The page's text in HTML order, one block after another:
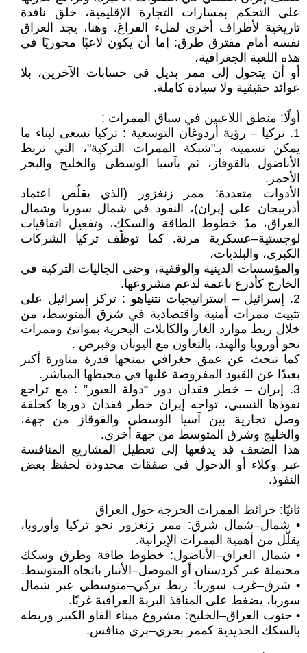
على التحكم بمسارات التجارة الإقليمية، خلق نافذة
تاريخية لأطراف أخرى لملء الفراغ. وهنا، يجد العراق
نفسه أمام مفترق طرق: إما أن يكون لاعبًا محوريًا في
هذه اللعبة الجغرافية،
أو أن يتحول إلى ممر بديل في حسابات الآخرين، بلا
عوائد حقيقية ولا سيادة كاملة.
أولًا: منطق اللاعبين في سباق الممرات :
1. تركيا – رؤية أردوغان التوسعية : تركيا تسعى لبناء ما
يمكن تسميته بـ"شبكة الممرات التركية"، التي تربط
الأناضول بالقوقاز، ثم بآسيا الوسطى والخليج والبحر
الأحمر.
الأدوات متعددة: ممر زنغزور (الذي يقلّص اعتماد
أذربيجان على إيران)، النفوذ في شمال سوريا وشمال
العراق، مدّ خطوط الطاقة والسكك، وتفعيل اتفاقيات
لوجستية–عسكرية مرنة. كما توظّف تركيا الشركات
الكبرى، والبلديات،
والمؤسسات الدينية والوقفية، وحتى الجاليات التركية في
الخارج كأذرع ناعمة لدعم مشروعها.
2. إسرائيل – استراتيجيات نتنياهو : تركز إسرائيل على
تثبيت ممرات أمنية واقتصادية في شرق المتوسط، من
خلال ربط موارد الغاز والكابلات البحرية بموانئ وممرات
نحو أوروبا والهند، بالتعاون مع اليونان وقبرص .
كما تبحث عن عمق جغرافي يمنحها قدرة مناورة أكبر
بعيدًا عن القيود المفروضة عليها في محيطها المباشر.
3. إيران – خطر فقدان دور “دولة العبور” : مع تراجع
نفوذها النسبي، تواجه إيران خطر فقدان دورها كحلقة
وصل تجارية بين آسيا الوسطى والقوقاز من جهة،
والخليج وشرق المتوسط من جهة أخرى.
هذا الضعف قد يدفعها إلى تعطيل المشاريع المنافسة
عبر وكلاء أو الدخول في صفقات محدودة لحفظ بعض
النفوذ.
ثانيًا: خرائط الممرات الحرجة حول العراق
• شمال–شمال شرق: ممر زنغزور نحو تركيا وأوروبا،
يقلّل من أهمية الممرات الإيرانية.
• شمال العراق–الأناضول: خطوط طاقة وطرق وسكك
محتملة عبر كردستان أو الموصل–الأنبار باتجاه المتوسط.
• شرق–غرب سوريا: ربط تركي–متوسطي عبر شمال
سوريا، يضغط على المنافذ البرية العراقية غربًا.
• جنوب العراق–الخليج: مشروع ميناء الفاو الكبير وربطه
بالسكك الحديدية كممر بحري–بري منافس.